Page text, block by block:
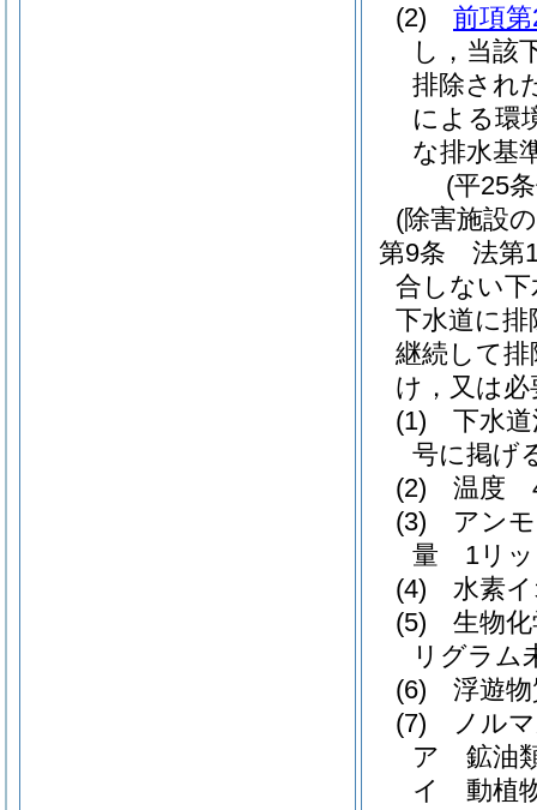
(2)
前項
し，当該
排除され
による環
な排水基
(平25
(除害施設
第9条
法第
合しない下
下水道に
継続して
け，又は
(1)
下水
号に掲げ
(2)
温度
(3)
アン
量 1リッ
(4)
水素
(5)
生物
リグラム
(6)
浮遊
(7)
ノル
ア
鉱油
イ
動植